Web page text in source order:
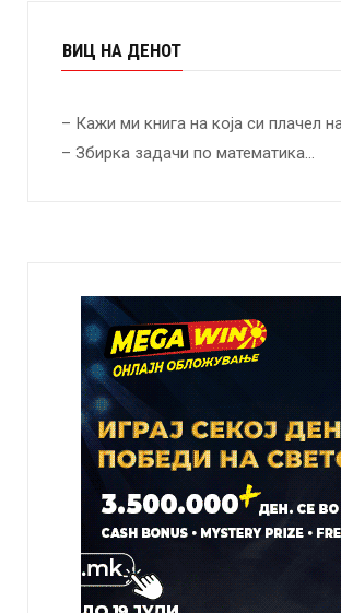
ВИЦ НА ДЕНОТ
– Кажи ми книга на која си плачел
– Збирка задачи по математика…